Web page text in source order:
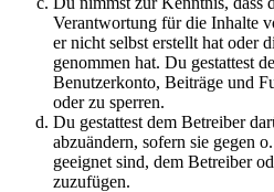
Verantwortung für die Inhalte
er nicht selbst erstellt hat oder
genommen hat. Du gestattest
Benutzerkonto, Beiträge und
oder zu sperren.
Du gestattest dem Betreiber
abzuändern, sofern sie gegen
geeignet sind, dem Betreiber
zuzufügen.